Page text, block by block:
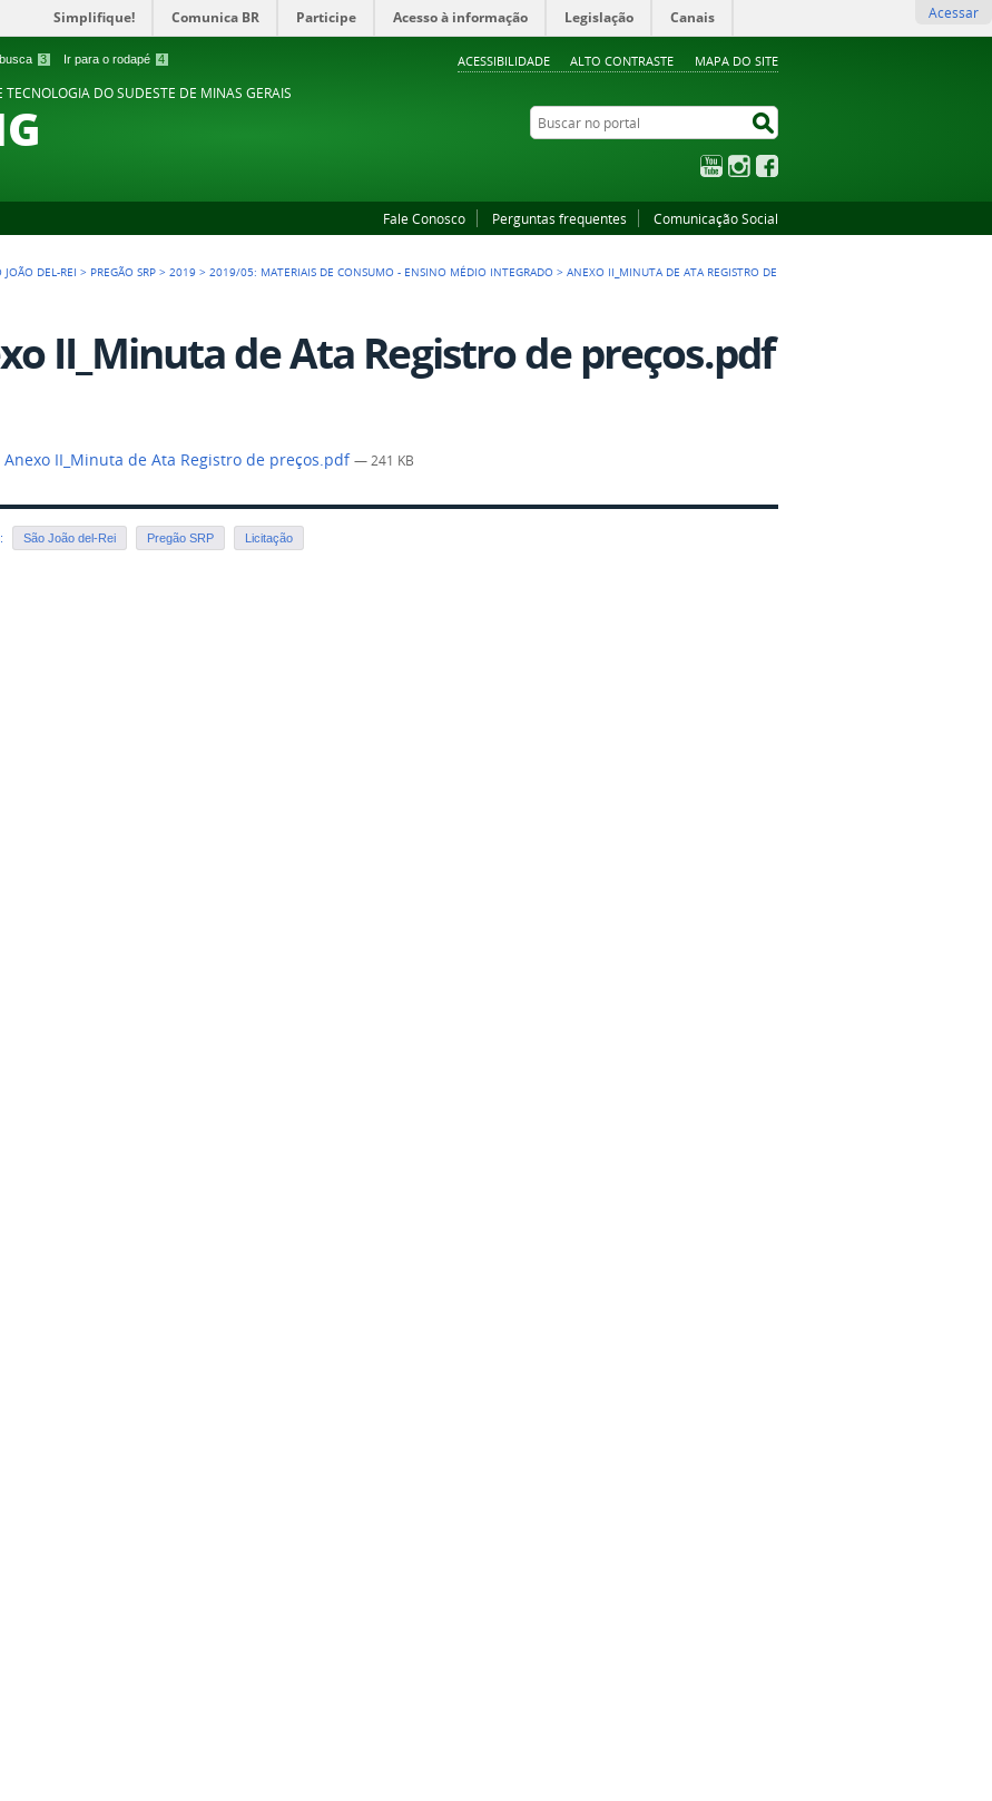
3 Ir para o rodapé 4 ACESSIBILIDADE ALTO CONTRASTE MAPA DO SITE
Simplifique! Comunica BR Participe Acesso à informação Legislação Canais Acessar
DO SUDESTE DE MINAS GERAIS
Buscar no portal
YouTubeInstagram
Fale Conosco Perguntas frequentes Comunicação Social
JOÃO DEL-REI > PREGÃO SRP >2019 >2019/05: MATERIAIS DE CONSUMO - ENSINO MÉDIO INTEGRADO >ANEXO II_MINUTA DE ATA REGISTRO DE
II_Minuta de Ata Registro de preços.pdf
Anexo II_Minuta de Ata Registro de preços.pdf— 241 KB
São João del-Rei Pregão SRP Licitação